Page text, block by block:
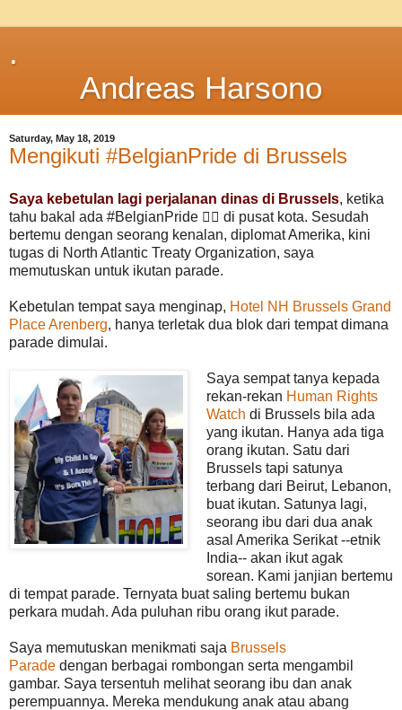
.
Andreas Harsono
Saturday, May 18, 2019
Mengikuti #BelgianPride di Brussels
Saya kebetulan lagi perjalanan dinas di Brussels, ketika
tahu bakal ada #BelgianPride 🏳️‍🌈 di pusat kota. Sesudah
bertemu dengan seorang kenalan, diplomat Amerika, kini
tugas di North Atlantic Treaty Organization, saya
memutuskan untuk ikutan parade.
Kebetulan tempat saya menginap, Hotel NH Brussels Grand
Place Arenberg, hanya terletak dua blok dari tempat dimana
parade dimulai.
Saya sempat tanya kepada
rekan-rekan Human Rights
Watch di Brussels bila ada
yang ikutan. Hanya ada tiga
orang ikutan. Satu dari
Brussels tapi satunya
terbang dari Beirut, Lebanon,
buat ikutan. Satunya lagi,
seorang ibu dari dua anak
asal Amerika Serikat --etnik
India-- akan ikut agak
sorean. Kami janjian bertemu
di tempat parade. Ternyata buat saling bertemu bukan
perkara mudah. Ada puluhan ribu orang ikut parade.
Saya memutuskan menikmati saja Brussels
Parade dengan berbagai rombongan serta mengambil
gambar. Saya tersentuh melihat seorang ibu dan anak
perempuannya. Mereka mendukung anak atau abang